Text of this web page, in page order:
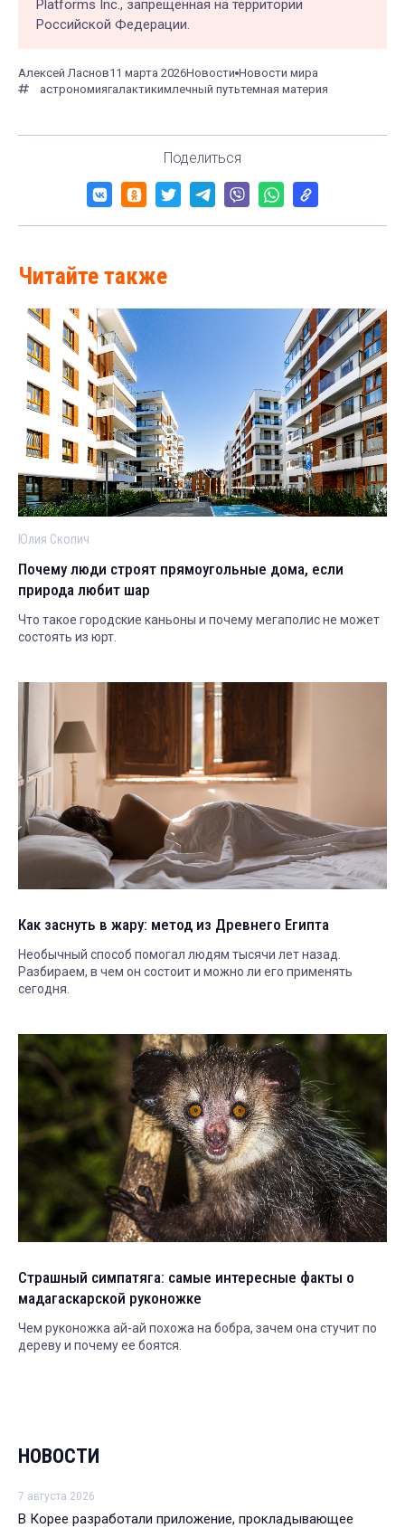
Platforms Inc., запрещённая на территории
Российской Федерации.
Алексей Ласнов11 марта 2026Новости Новости мира
астрономиягалактикимлечный путьтемная материя
Поделиться
Читайте также
Юлия Скопич
Почему люди строят прямоугольные дома, если
природа любит шар
Что такое городские каньоны и почему мегаполис не может
состоять из юрт.
Как заснуть в жару: метод из Древнего Египта
Необычный способ помогал людям тысячи лет назад.
Разбираем, в чем он состоит и можно ли его применять
сегодня.
Страшный симпатяга: самые интересные факты о
мадагаскарской руконожке
Чем руконожка ай-ай похожа на бобра, зачем она стучит по
дереву и почему ее боятся.
НОВОСТИ
7 августа 2026
В Корее разработали приложение, прокладывающее